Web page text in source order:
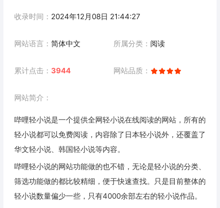
收录时间： 2024年12月08日 21:44:27
网站语言： 简体中文 所属分类： 阅读
累计点击： 3944 网站品质：
网站简介：
哔哩轻小说是一个提供全网轻小说在线阅读的网站，所有的
轻小说都可以免费阅读，内容除了日本轻小说外，还覆盖了
华文轻小说、韩国轻小说等内容。
哔哩轻小说的网站功能做的也不错，无论是轻小说的分类、
筛选功能做的都比较精细，便于快速查找。只是目前整体的
轻小说数量偏少一些，只有4000余部左右的轻小说作品。